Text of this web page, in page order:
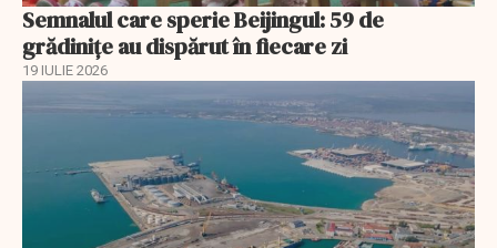
Semnalul care sperie Beijingul: 59 de
grădinițe au dispărut în fiecare zi
19 IULIE 2026